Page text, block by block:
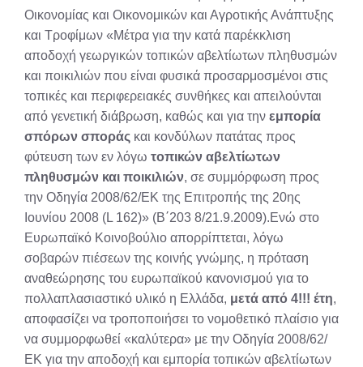
Οικονομίας και Οικονομικών και Αγροτικής Ανάπτυξης
και Τροφίμων «Μέτρα για την κατά παρέκκλιση
αποδοχή γεωργικών τοπικών αβελτίωτων πληθυσμών
και ποικιλιών που είναι φυσικά προσαρμοσμένοι στις
τοπικές και περιφερειακές συνθήκες και απειλούνται
από γενετική διάβρωση, καθώς και για την εμπορία
σπόρων σποράς και κονδύλων πατάτας προς
φύτευση των εν λόγω τοπικών αβελτίωτων
πληθυσμών και ποικιλιών, σε συμμόρφωση προς
την Οδηγία 2008/62/ΕΚ της Επιτροπής της 20ης
Ιουνίου 2008 (L 162)» (Β΄203 8/21.9.2009).Ενώ στο
Ευρωπαϊκό Κοινοβούλιο απορρίπτεται, λόγω
σοβαρών πιέσεων της κοινής γνώμης, η πρόταση
αναθεώρησης του ευρωπαϊκού κανονισμού για το
πολλαπλασιαστικό υλικό η Ελλάδα, μετά από 4!!! έτη,
αποφασίζει να τροποποιήσει το νομοθετικό πλαίσιο για
να συμμορφωθεί «καλύτερα» με την Οδηγία 2008/62/
ΕΚ για την αποδοχή και εμπορία τοπικών αβελτίωτων